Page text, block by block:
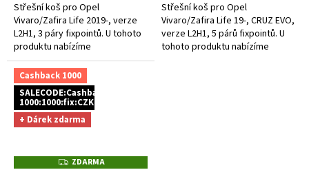
Střešní koš pro Opel
Vivaro/Zafira Life 2019-, verze
L2H1, 3 páry fixpointů. U tohoto
produktu nabízíme
1.000Kč cashback za platbu
předem a to buď bankovním
převodem,...
Střešní koš pro Opel
Vivaro/Zafira Life 19-, CRUZ EVO,
verze L2H1, 5 párů fixpointů. U
tohoto produktu nabízíme
Cashback 1000
SALECODE:Cashback
1000:1000:fix:CZK
+ Dárek zdarma
Z
D
ZDARMA